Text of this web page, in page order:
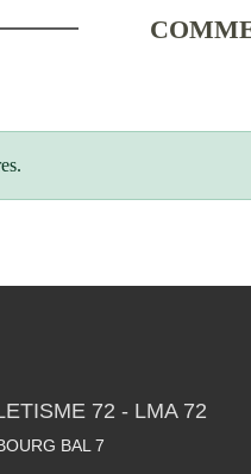
72 - LMA 72
BAL 7